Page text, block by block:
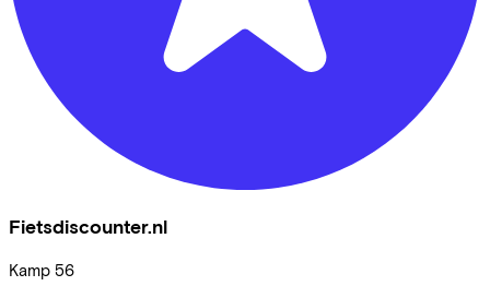
Fietsdiscounter.nl
Kamp 56